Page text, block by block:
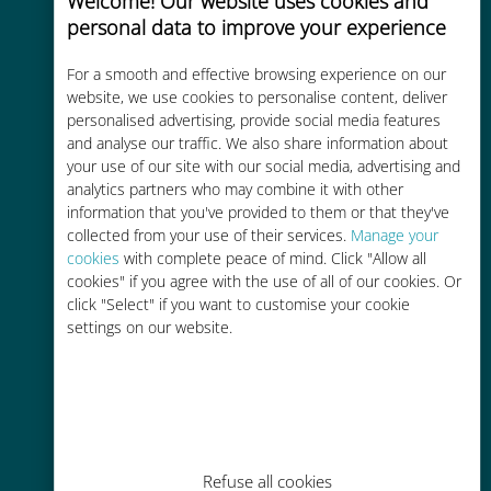
personal data to improve your experience
For a smooth and effective browsing experience on our
website, we use cookies to personalise content, deliver
personalised advertising, provide social media features
and analyse our traffic. We also share information about
your use of our site with our social media, advertising and
analytics partners who may combine it with other
information that you've provided to them or that they've
collected from your use of their services. Manage your
cookies with complete peace of mind. Click "Allow all
cookies" if you agree with the use of all of our cookies. Or
click "Select" if you want to customise your cookie
settings on our website.
Refuse all cookies
Custo-benefício
Até 90% mais barato do que as
tarifas de roaming de sua
operadora atual
Fácil recarga
Em qualquer lugar por meio do